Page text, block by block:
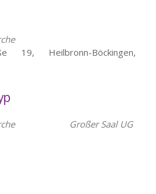
19, Heilbronn-Böckingen,
Großer Saal UG